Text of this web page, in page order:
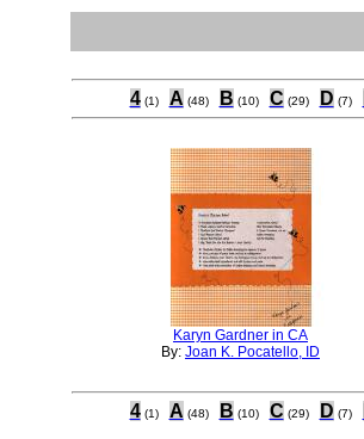
4 (1) A (48) B (10) C (29) D (7)
Karyn Gardner in CA
By: Joan K. Pocatello, ID
4 (1) A (48) B (10) C (29) D (7)